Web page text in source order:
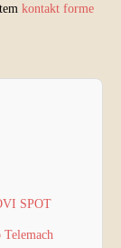
kontakt forme
SPOT